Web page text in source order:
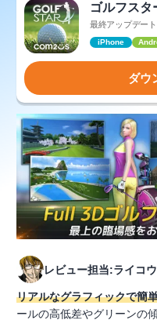
ゴルフスタ
最終アップデー
iPhone
ダウ
レビュー担当:ライコウ
リアルなグラフィックで簡
ールの高低差やグリーンの